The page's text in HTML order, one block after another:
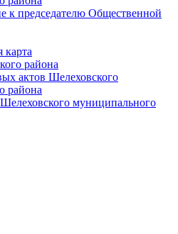
к председателю Общественной
карта
района
актов Шелеховского
района
муниципального